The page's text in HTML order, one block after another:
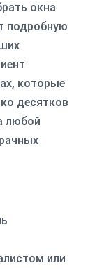
окна
подробную
которые
десятков
любой
или